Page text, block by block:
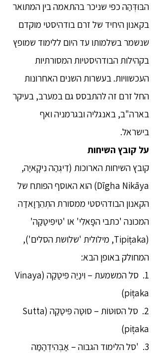
הבּוּדְּהַה כפי שניכר בהתאמה בין המתואר
בקאנון היחיד של זרם בודהיסטי מוקדם
שנשמר בשלמותו עד היום ללימוד שמופץ
בקהילות הבודהיסטיות המסורתיות
העכשוויות. בעשרות השנים האחרונות
החל זרם זה להתבסס גם במערב, בעיקר
בארה"ב, באנגליה ובגרמניה ואף
בישראל.
על קובץ השיחות
קובץ השיחות הארוכות (דִיגְהַה נִיקָאיַה,
Dīgha Nikāya) הוא האוסף הפותח של
הקאנון הבודהיסטי ממסורת התְהֵרַוָאדַה
המכונה 'כתבי הפָּאלִי' או 'טִיפִּיטַקַה'
(Tipiṭaka, מילולית 'שלושת הסלים'),
המחולק באופן הבא:
1. סל המשמעת – וִינַיַה פִּיטַקַה (Vinaya
piṭaka)
2. סל הסוּטּוֹת – סוּטַּה פִּיטַקַה (Sutta
piṭaka)
3. 'סל הלימוד הגבוה – אַבְּהִידְהַמַּה